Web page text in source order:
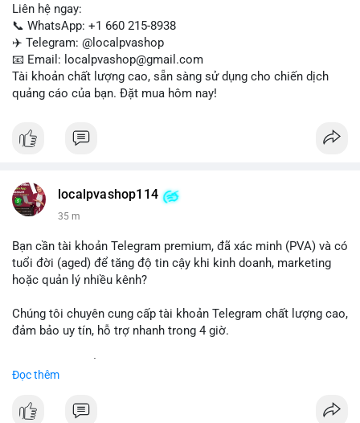
Liên hệ ngay:
📞 WhatsApp: +1 660 215-8938
✈️ Telegram: @localpvashop
📧 Email: localpvashop@gmail.com
Tài khoản chất lượng cao, sẵn sàng sử dụng cho chiến dịch
quảng cáo của bạn. Đặt mua hôm nay!
localpvashop114
35 m
Bạn cần tài khoản Telegram premium, đã xác minh (PVA) và có
tuổi đời (aged) để tăng độ tin cậy khi kinh doanh, marketing
hoặc quản lý nhiều kênh?
Chúng tôi chuyên cung cấp tài khoản Telegram chất lượng cao,
đảm bảo uy tín, hỗ trợ nhanh trong 4 giờ.
📞 WhatsApp: +1 660 215-8938
📧 Email: localpvashop@gmail.com
Đọc thêm